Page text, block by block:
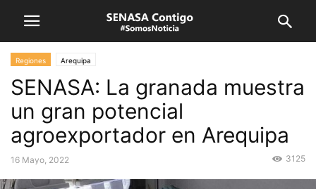
Regiones Arequipa
SENASA: La granada muestra
un gran potencial
agroexportador en Arequipa
16 Mayo, 2022 3125